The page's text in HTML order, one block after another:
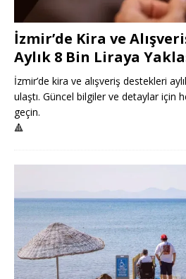
İzmir’de Kira ve
Aylık 8 Bin Liraya
İzmir’de kira ve alışveriş destekleri
ulaştı. Güncel bilgiler ve detaylar için
geçin.
🔺